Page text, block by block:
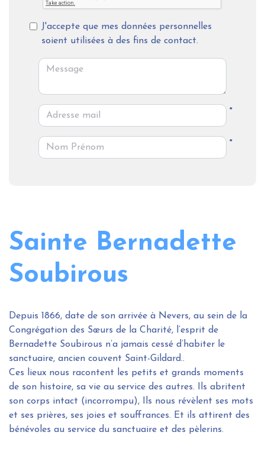
Sainte Bernadette
Soubirous
Depuis 1866, date de son arrivée à Nevers, au sein de la
Congrégation des Sœurs de la Charité, l’esprit de
Bernadette Soubirous n’a jamais cessé d’habiter le
sanctuaire, ancien couvent Saint-Gildard..
Ces lieux nous racontent les petits et grands moments
de son histoire, sa vie au service des autres. Ils abritent
son corps intact (incorrompu), Ils nous révèlent ses mots
et ses prières, ses joies et souffrances. Et ils attirent des
bénévoles au service du sanctuaire et des pèlerins.
*
*
J'accepte que mes données personnelles
soient utilisées à des fins de contact.